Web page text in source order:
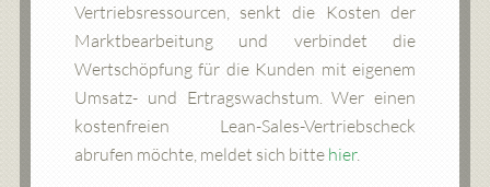
Vertriebsressourcen, senkt die Kosten der
Marktbearbeitung und verbindet die
Wertschöpfung für die Kunden mit eigenem
Umsatz- und Ertragswachstum. Wer einen
kostenfreien Lean-Sales-Vertriebscheck
abrufen möchte, meldet sich bitte hier.